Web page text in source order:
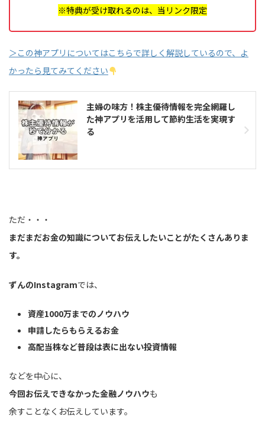
※特典が受け取れるのは、当リンク限定
＞この神アプリについてはこちらで詳しく解説しているので、よ
かったら見てみてください
主婦の味方！株主優待情報を完全網羅し
た神アプリを活用して節約生活を実現す
る
ただ・・・
まだまだお金の知識についてお伝えしたいことがたくさんありま
す。
ずんのInstagramでは、
資産1000万までのノウハウ
申請したらもらえるお金
高配当株など普段は表に出ない投資情報
などを中心に、
今回お伝えできなかった金融ノウハウも
余すことなくお伝えしています。